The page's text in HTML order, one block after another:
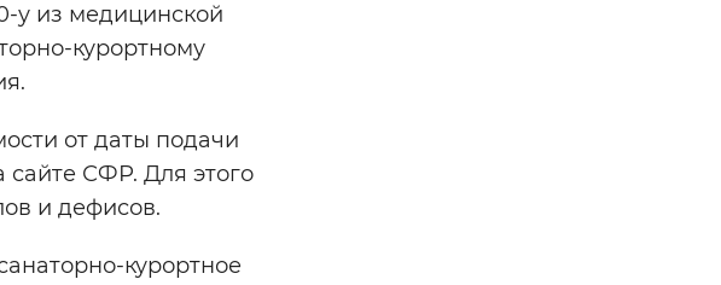
у из медицинской
курортному
от даты подачи
сайте СФР. Для этого
и дефисов.
курортное